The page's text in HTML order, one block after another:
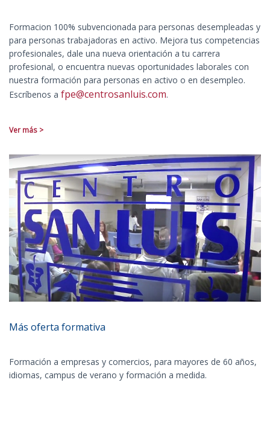
Formacion 100% subvencionada para personas desempleadas y
para personas trabajadoras en activo. Mejora tus competencias
profesionales, dale una nueva orientación a tu carrera
profesional, o encuentra nuevas oportunidades laborales con
nuestra formación para personas en activo o en desempleo.
Escríbenos a fpe@centrosanluis.com.
Ver más >
Más oferta formativa
Formación a empresas y comercios, para mayores de 60 años,
idiomas, campus de verano y formación a medida.